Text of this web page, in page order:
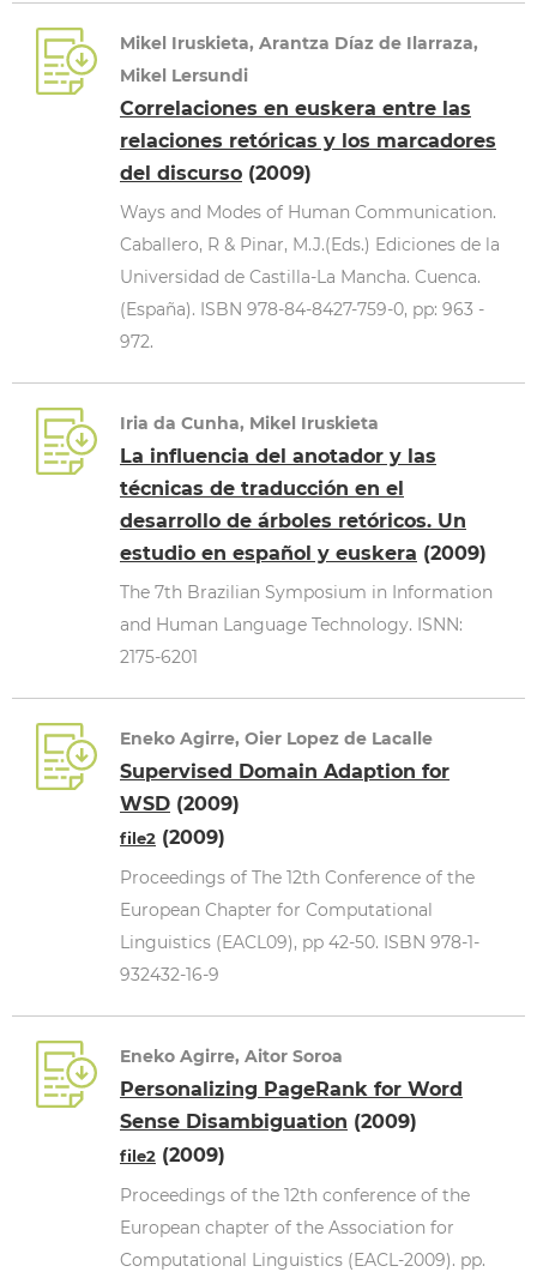
Mikel Iruskieta, Arantza Díaz de Ilarraza,
Mikel Lersundi
Correlaciones en euskera entre las
relaciones retóricas y los marcadores
del discurso (2009)
Ways and Modes of Human Communication.
Caballero, R & Pinar, M.J.(Eds.) Ediciones de la
Universidad de Castilla-La Mancha. Cuenca.
(España). ISBN 978-84-8427-759-0, pp: 963 -
972.
Iria da Cunha, Mikel Iruskieta
La influencia del anotador y las
técnicas de traducción en el
desarrollo de árboles retóricos. Un
estudio en español y euskera (2009)
The 7th Brazilian Symposium in Information
and Human Language Technology. ISNN:
2175-6201
Eneko Agirre, Oier Lopez de Lacalle
Supervised Domain Adaption for
WSD (2009)
file2 (2009)
Proceedings of The 12th Conference of the
European Chapter for Computational
Linguistics (EACL09), pp 42-50. ISBN 978-1-
932432-16-9
Eneko Agirre, Aitor Soroa
Personalizing PageRank for Word
Sense Disambiguation (2009)
file2 (2009)
Proceedings of the 12th conference of the
European chapter of the Association for
Computational Linguistics (EACL-2009). pp.